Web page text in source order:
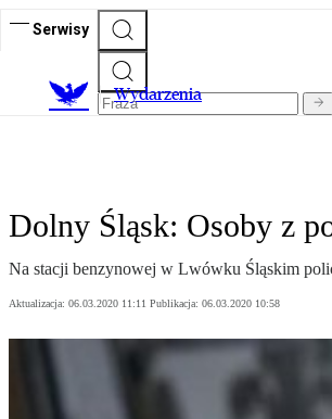
Serwisy
Wydarzenia
Dolny Śląsk: Osoby z
Na stacji benzynowej w Lwówku Śląskim
Aktualizacja: 06.03.2020 11:11 Publikacja: 06.03.2020 10:58